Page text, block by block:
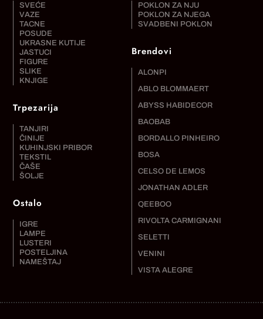
SVEĆE
VAZE
TACNE
POSUDE
UKRASNE KUTIJE
JASTUCI
FIGURE
SLIKE
KNJIGE
Trpezarija
TANJIRI
ČINIJE
KUHINJSKI PRIBOR
TEKSTIL
ČAŠE
ŠOLJE
Ostalo
IGRE
LAMPE
LUSTERI
POSTELJINA
NAMEŠTAJ
POKLON ZA NJU
POKLON ZA NJEGA
SVADBENI POKLON
Brendovi
ALONPI
ABLO BLOMMAERT
ABYSS HABIDECOR
BAOBAB
BORDALLO PINHEIRO
BOSA
CELSO DE LEMOS
JONATHAN ADLER
QEEBOO
RIVOLTA CARMIGNANI
SELETTI
VENINI
VISTA ALEGRE